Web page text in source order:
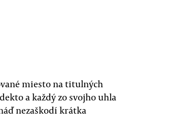
miesto na titulných
a každý zo svojho uhla
nezaškodí krátka